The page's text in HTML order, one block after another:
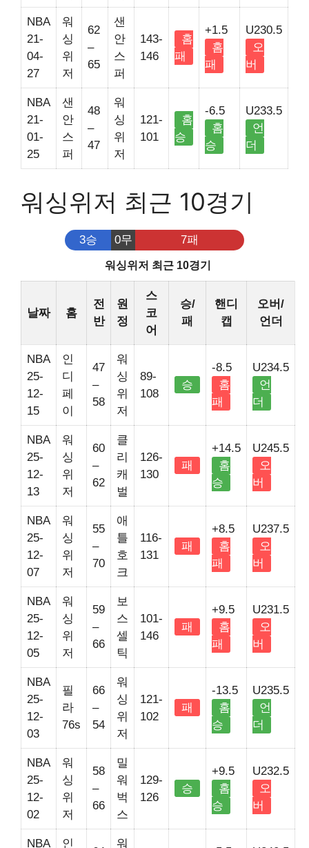
NBA
21-
04-
27
워
싱
위
저
62
–
65
샌
안
스
퍼
143-
146
홈
패
+1.5
홈
패
U230.5
오
버
NBA
21-
01-
25
샌
안
스
퍼
48
–
47
워
싱
위
저
121-
101
홈
승
-6.5
홈
승
U233.5
언
더
워싱위저 최근 10경기
3승 0무 7패
워싱위저 최근 10경기
날짜 홈
전
반
원
정
스
코
어
승/
패
핸디
캡
오버/
언더
NBA
25-
12-
15
인
디
페
이
47
–
58
워
싱
위
저
89-
108
승
-8.5
홈
패
U234.5
언
더
NBA
25-
12-
13
워
싱
위
저
60
–
62
클
리
캐
벌
126-
130
패
+14.5
홈
승
U245.5
오
버
NBA
25-
12-
07
워
싱
위
저
55
–
70
애
틀
호
크
116-
131
패
+8.5
홈
패
U237.5
오
버
NBA
25-
12-
05
워
싱
위
저
59
–
66
보
스
셀
틱
101-
146
패
+9.5
홈
패
U231.5
오
버
NBA
25-
12-
03
필
라
76s
66
–
54
워
싱
위
저
121-
102
패
-13.5
홈
승
U235.5
언
더
NBA
25-
12-
02
워
싱
위
저
58
–
66
밀
워
벅
스
129-
126
승
+9.5
홈
승
U232.5
오
버
NBA 인 워